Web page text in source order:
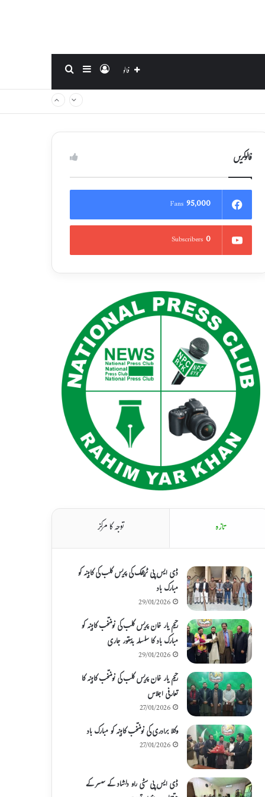
فالو Log In
Sidebar
فالوکریں
95,000
Fans
0
Subscribers
تازہ توجہ کا مرکز
ڈی ایس پی ٹریفک کی پریس کلب کی کابینہ کو
مبارک باد
29/01/2026
رحیم یار خان پریس کلب کی نومنتخب کابینہ کو
مبارک باد کا سلسلہ بدستور جاری
29/01/2026
رحیم یار خان پریس کلب کی نومنتخب کابینہ کا
تعارفی اجلاس
27/01/2026
وکلا برادری کی نومنتخب کابینہ کو مبارک باد
27/01/2026
ڈی ایس پی سٹی راو دلشاد کے سسر کے